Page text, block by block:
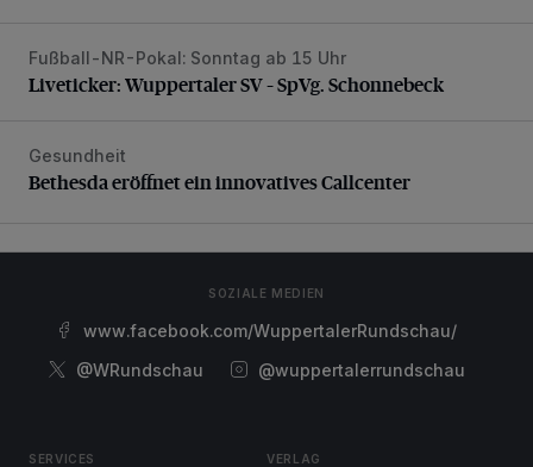
Liveticker: Wuppertaler SV – SpVg. Schonnebeck
Fußball-NR-Pokal: Sonntag ab 15 Uhr
Liveticker: Wuppertaler SV – SpVg. Schonnebeck
Bethesda eröffnet ein innovatives Callcenter
Gesundheit
Bethesda eröffnet ein innovatives Callcenter
SOZIALE MEDIEN
www.facebook.com/WuppertalerRundschau/
@WRundschau
@wuppertalerrundschau
SERVICES VERLAG